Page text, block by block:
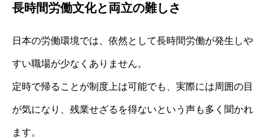
長時間労働文化と両立の難しさ
日本の労働環境では、依然として長時間労働が発生しや
すい職場が少なくありません。
定時で帰ることが制度上は可能でも、実際には周囲の目
が気になり、残業せざるを得ないという声も多く聞かれ
ます。